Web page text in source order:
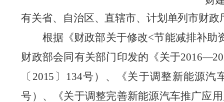
有关省、自治区、直辖市、计划单列市财政
根据《财政部关于修改<节能减排补助
财政部会同有关部门印发的《关于2016—
〔 2015 〕 134号）、《关于调整新能源汽
号）、《关于调整完善新能源汽车推广应